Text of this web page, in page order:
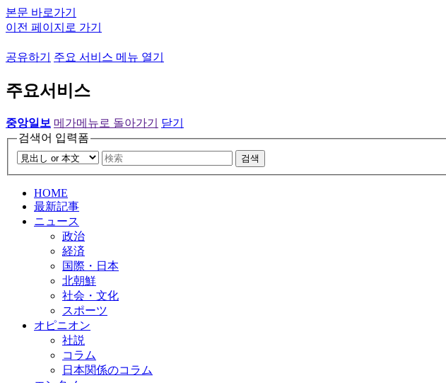
본문 바로가기
이전 페이지로 가기
공유하기 주요 서비스 메뉴 열기
주요서비스
중앙일보 메가메뉴로 돌아가기
닫기
검색어 입력폼
검색
HOME
最新記事
ニュース
政治
経済
国際・日本
北朝鮮
社会・文化
スポーツ
オピニオン
社説
コラム
日本関係のコラム